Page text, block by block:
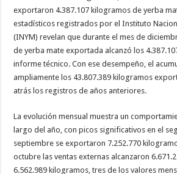
exportaron 4.387.107 kilogramos de yerba
estadísticos registrados por el Instituto
(INYM) revelan que durante el mes de
de yerba mate exportada alcanzó los
informe técnico. Con ese desempeño, el
ampliamente los 43.807.389 kilogramos
atrás los registros de años anteriores.
La evolución mensual muestra un
largo del año, con picos significativos en el
septiembre se exportaron 7.252.770
octubre las ventas externas alcanzaron
6.562.989 kilogramos, tres de los valores